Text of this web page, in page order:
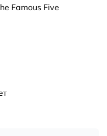
Famous Five